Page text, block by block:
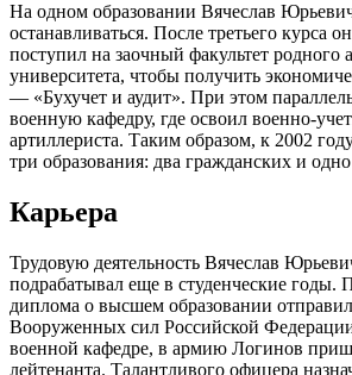
На одном образовании Вячеслав
останавливаться. После третьего курса
поступил на заочный факультет родного
университета, чтобы получить
— «Бухучет и аудит». При этом
военную кафедру, где освоил военно-
артиллериста. Таким образом, к 2002
три образования: два гражданских и
Карьера
Трудовую деятельность Вячеслав
подрабатывал еще в студенческие годы.
диплома о высшем образовании
Вооруженных сил Российской
военной кафедре, в армию Логинов
лейтенанта. Талантливого офицера